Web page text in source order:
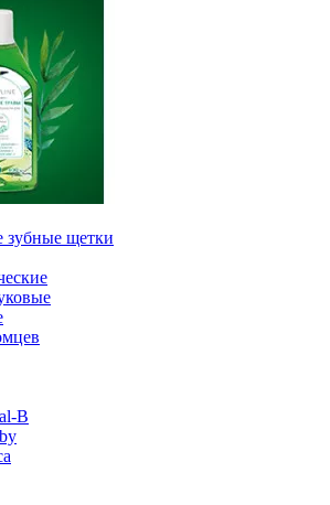
зубные щетки
B